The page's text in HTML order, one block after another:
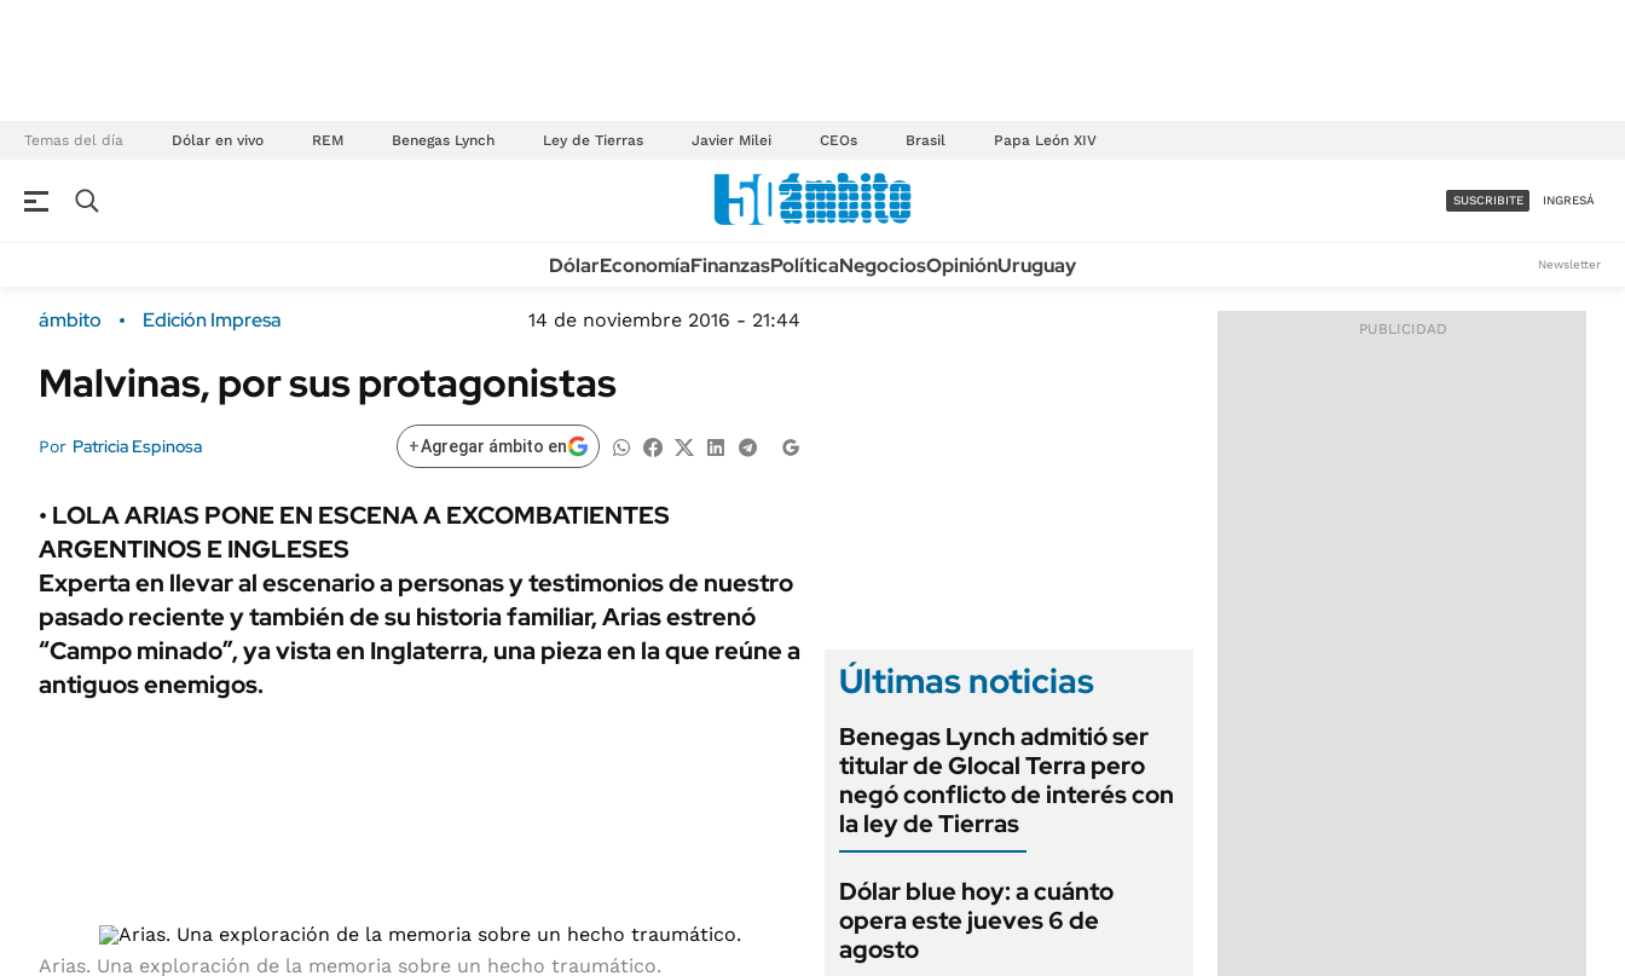
Temas del día Dólar en vivo REM Benegas Lynch Ley de Tierras Javier Milei CEOs Brasil Papa León XIV
Campo
Mercados
ÁMBITO DEBATE
MEDIAKIT AMBITO DEBATE
Sustentabilidad
ENERGY REPORT
Nacional
Municipios
URUGUAY
TECNOLOGÍA
MÉXICO
INFORMACIÓN GENERAL
DEPORTES
ACCESO FULL - $1.800/MES
SUSCRIBITE INGRESÁ
DólarEconomíaFinanzasPolíticaNegociosOpiniónUruguay Newsletter
ámbito Edición Impresa 14 de noviembre 2016 - 21:44
Malvinas, por sus protagonistas
Por Patricia Espinosa +Agregar ámbito en
• LOLA ARIAS PONE EN ESCENA A EXCOMBATIENTES
ARGENTINOS E INGLESES
Experta en llevar al escenario a personas y testimonios de nuestro
pasado reciente y también de su historia familiar, Arias estrenó
“Campo minado”, ya vista en Inglaterra, una pieza en la que reúne a
antiguos enemigos.
Arias. Una exploración de la memoria sobre un hecho traumático.
Últimas noticias
Benegas Lynch admitió ser
titular de Glocal Terra pero
negó conflicto de interés con
la ley de Tierras
Dólar blue hoy: a cuánto
opera este jueves 6 de
agosto